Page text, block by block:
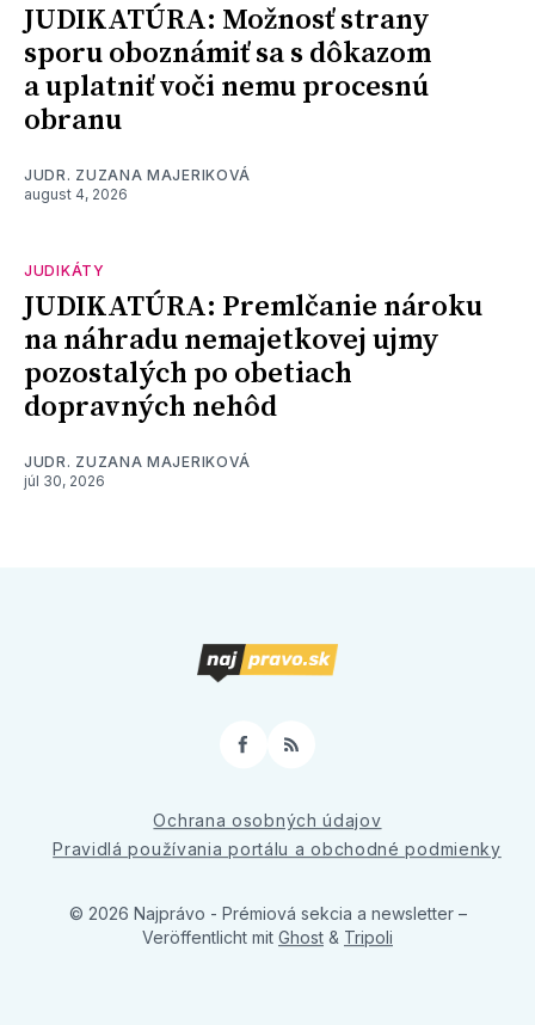
JUDIKATÚRA: Možnosť strany
sporu oboznámiť sa s dôkazom
a uplatniť voči nemu procesnú
obranu
JUDR. ZUZANA MAJERIKOVÁ
august 4, 2026
JUDIKÁTY
JUDIKATÚRA: Premlčanie nároku
na náhradu nemajetkovej ujmy
pozostalých po obetiach
dopravných nehôd
JUDR. ZUZANA MAJERIKOVÁ
júl 30, 2026
Facebook
RSS
Ochrana osobných údajov
Pravidlá používania portálu a obchodné podmienky
© 2026 Najprávo - Prémiová sekcia a newsletter –
Veröffentlicht mit Ghost & Tripoli